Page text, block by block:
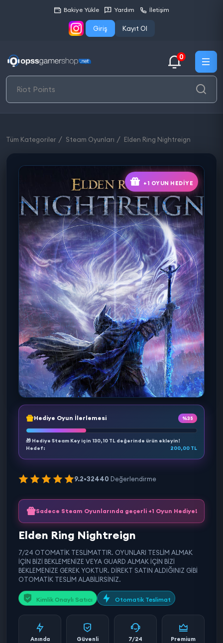
Bakiye Yükle Yardım İletişim
Giriş Kayıt Ol
0
Tüm Kategoriler Steam Oyunları Elden Ring Nightreign
+1 OYUN HEDIYE
Hediye Oyun İlerlemesi %35
🎁 Hediye Steam Key için 130,10 TL değerinde ürün ekleyin!
Hedef:
200,00 TL
9.2•32440 Değerlendirme
Sadece Steam Oyunlarında geçerli +1 Oyun Hediye!
Elden Ring Nightreign
7/24 OTOMATİK TESLİMATTIR. OYUNLARI TESLİM ALMAK
İÇİN BİZİ BEKLEMENİZE VEYA GUARD ALMAK İÇİN BİZİ
BEKLEMENİZE GEREK YOKTUR. DİREKT SATIN ALDIĞINIZ GİBİ
OTOMATİK TESLİM ALABİLİRSİNİZ.
Kimlik Onaylı Satıcı Otomatik Teslimat
Anında
Güvenli
7/24
Premium